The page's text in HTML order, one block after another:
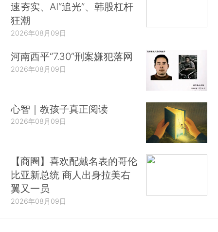
速夯实、AI“追光”、韩股杠杆
狂潮
2026年08月09日
河南西平“7.30”刑案嫌犯落网
2026年08月09日
心智｜教孩子真正阅读
2026年08月09日
【商圈】喜欢配戴名表的哥伦
比亚新总统 商人出身拉美右
翼又一员
2026年08月09日